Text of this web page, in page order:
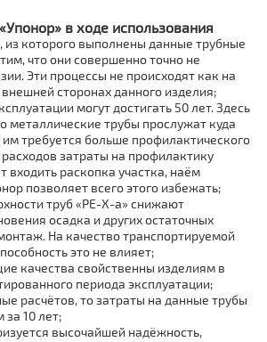
в ходе использования
из которого выполнены данные трубные
что они совершенно точно не
Эти процессы не происходят как на
сторонах данного изделия;
могут достигать 50 лет. Здесь
металлические трубы прослужат куда
требуется больше профилактического
расходов затраты на профилактику
раскопка участка, наём
позволяет всего этого избежать;
труб «PE-X-a» снижают
осадка и других остаточных
На качество транспортируемой
это не влияет;
качества свойственны изделиям в
периода эксплуатации;
расчётов, то затраты на данные трубы
10 лет;
высочайшей надёжность,